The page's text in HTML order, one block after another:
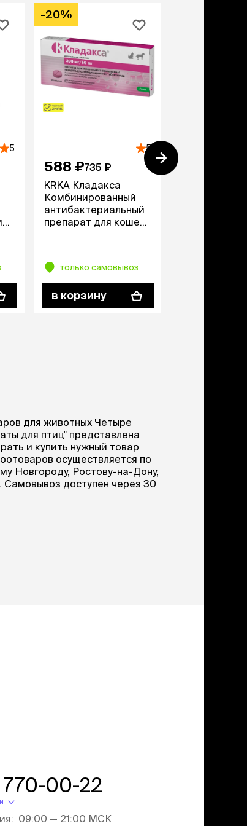
5
-20%
5
588 ₽735 ₽
KRKA Кладакса
Комбинированный
антибактериальный
препарат для кошек
только самовывоз
в корзину
для животных Четыре
для птиц" представлена
и купить нужный товар
осуществляется по
Новгороду, Ростову-на-Дону,
Самовывоз доступен через 30
00-22
09:00 — 21:00 МСК